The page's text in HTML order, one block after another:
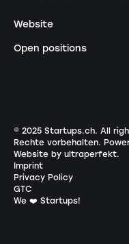
Website
Open positions
© 2025 Startups.ch. All
Rechte vorbehalten.
Website by ultraperfekt.
Imprint
Privacy Policy
GTC
We ❤️ Startups!